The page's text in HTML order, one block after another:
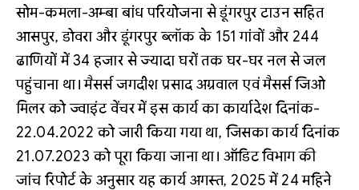
सोम-कमला-अम्बा बांध परियोजना से डूंगरपुर टाउन सहित
आसपुर, डोवरा और डूंगरपुर ब्लॉक के 151 गांवों और 244
ढाणियों में 34 हजार से ज्यादा घरों तक घर-घर नल से जल
पहुंचाना था। मैसर्स जगदीश प्रसाद अग्रवाल एवं मैसर्स जिओ
मिलर को ज्वाइंट वेंचर में इस कार्य का कार्यादेश दिनांक-
22.04.2022 को जारी किया गया था, जिसका कार्य दिनांक
21.07.2023 को पूरा किया जाना था। ऑडिट विभाग की
जांच रिपोर्ट के अनुसार यह कार्य अगस्त, 2025 में 24 महिने